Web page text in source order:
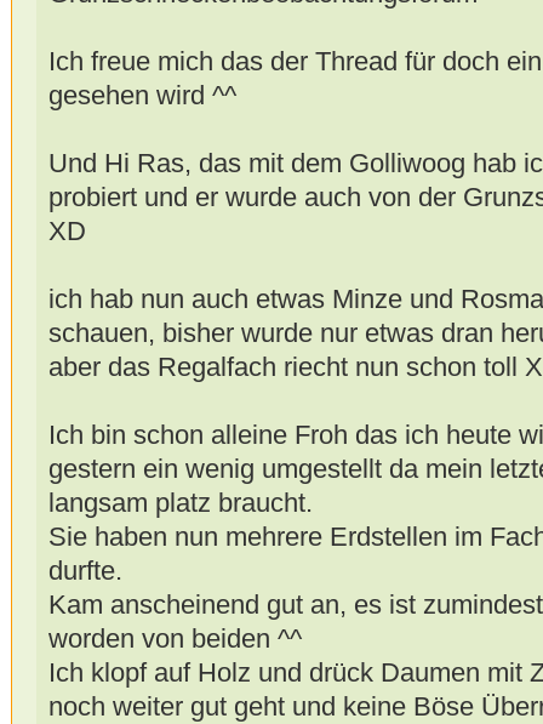
Ich freue mich das der Thread für doch
gesehen wird ^^
Und Hi Ras, das mit dem Golliwoog hab
probiert und er wurde auch von der
XD
ich hab nun auch etwas Minze und
schauen, bisher wurde nur etwas dran
aber das Regalfach riecht nun schon toll
Ich bin schon alleine Froh das ich heute
gestern ein wenig umgestellt da mein
langsam platz braucht.
Sie haben nun mehrere Erdstellen im
durfte.
Kam anscheinend gut an, es ist
worden von beiden ^^
Ich klopf auf Holz und drück Daumen mit
noch weiter gut geht und keine Böse